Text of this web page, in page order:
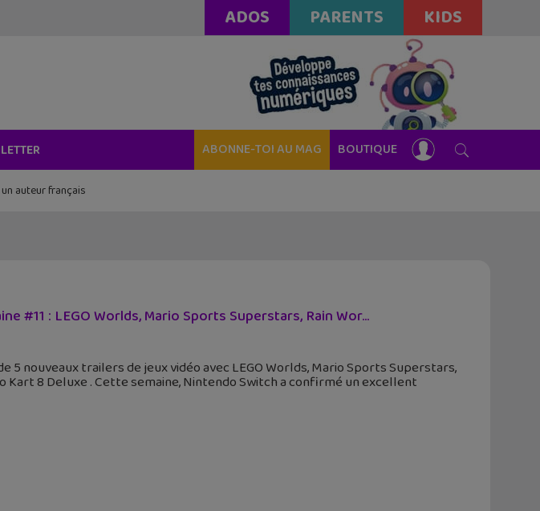
ADOS PARENTS KIDS
ABONNE-TOI AU MAG BOUTIQUE
auteur français
#11 : LEGO Worlds, Mario Sports Superstars, Rain Wor...
5 nouveaux trailers de jeux vidéo avec LEGO Worlds, Mario Sports Superstars,
Kart 8 Deluxe . Cette semaine, Nintendo Switch a confirmé un excellent